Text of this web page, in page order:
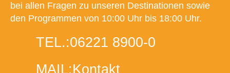
bei allen Fragen zu unseren Destinationen sowie
den Programmen von 10:00 Uhr bis 18:00 Uhr.
TEL.:06221 8900-0
MAIL:Kontakt